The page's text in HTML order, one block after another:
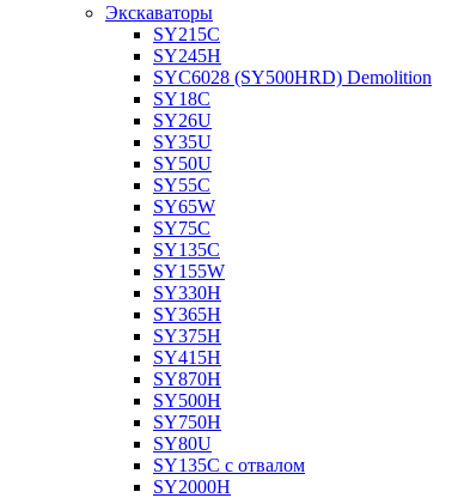
Экскаваторы
SY215C
SY245H
SYC6028 (SY500HRD) Demolition
SY18C
SY26U
SY35U
SY50U
SY55C
SY65W
SY75C
SY135C
SY155W
SY330H
SY365H
SY375H
SY415H
SY870H
SY500H
SY750H
SY80U
SY135C с отвалом
SY2000H